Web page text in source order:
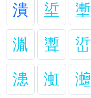
潰 垽 壍
湚
聻 峾
漶
渱 灗